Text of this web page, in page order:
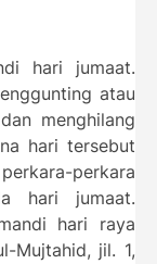
hari jumaat.
atau
menghilang
hari tersebut
perkara
hari jumaat.
hari raya
Mujtahid, jil. 1,